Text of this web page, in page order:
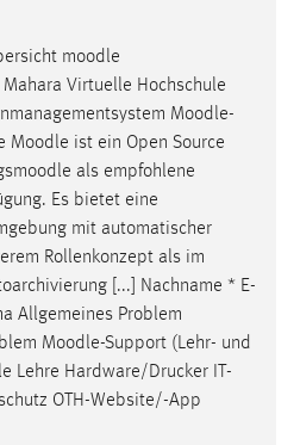
moodle
Virtuelle Hochschule
Moodle-
Moodle ist ein Open Source
als empfohlene
Es bietet eine
mit automatischer
Rollenkonzept als im
[...] Nachname * E-
Allgemeines Problem
Moodle-Support (Lehr- und
Lehre Hardware/Drucker IT-
OTH-Website/-App